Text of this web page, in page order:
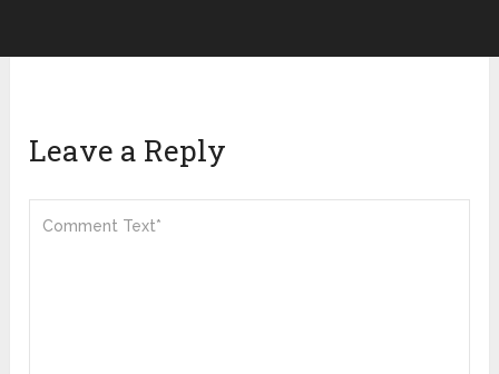
Leave a Reply